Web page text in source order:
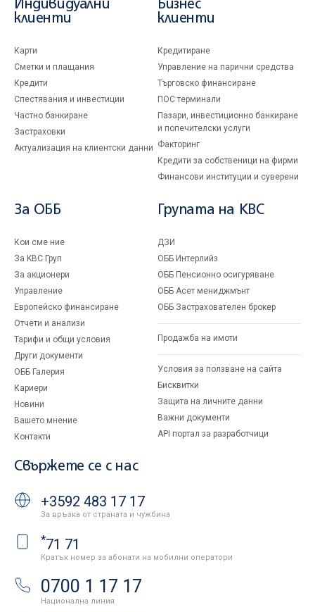
Индивидуални
клиенти
Карти
Сметки и плащания
Кредити
Спестявания и инвестиции
Частно банкиране
Застраховки
Актуализация на клиентски данни
Бизнес
клиенти
Кредитиране
Управление на парични средства
Търговско финансиране
ПОС терминали
Пазари, инвестиционно банкиране
и попечителски услуги
Факторинг
Кредити за собственици на фирми
Финансови институции и суверени
За ОББ
Кои сме ние
За KBC Груп
За акционери
Управление
Европейско финансиране
Отчети и анализи
Тарифи и общи условия
Други документи
ОББ Галерия
Кариери
Новини
Вашето мнение
Контакти
Групата на KBC
ДЗИ
ОББ Интерлийз
ОББ Пенсионно осигуряване
ОББ Асет мениджмънт
ОББ Застрахователен брокер
Продажба на имоти
Условия за ползване на сайта
Бисквитки
Защита на личните данни
Важни документи
API портал за разработчици
Свържете се с нас
+3592 483 17 17
За връзка от страната и чужбина
*71 71
Кратък номер за абонати на мобилни оператори
0700 1 17 17
Национална линия